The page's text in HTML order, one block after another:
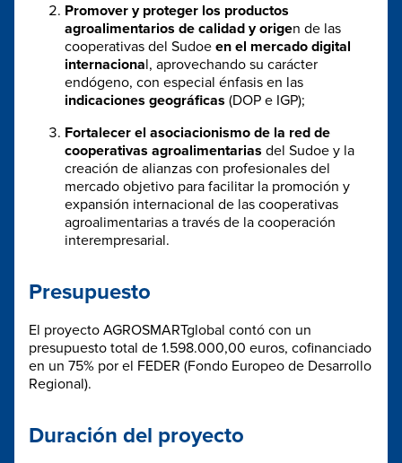
Promover y proteger los productos
agroalimentarios de calidad y origen de las
cooperativas del Sudoe en el mercado digital
internacional, aprovechando su carácter
endógeno, con especial énfasis en las
indicaciones geográficas (DOP e IGP);
Fortalecer el asociacionismo de la red de
cooperativas agroalimentarias del Sudoe y la
creación de alianzas con profesionales del
mercado objetivo para facilitar la promoción y
expansión internacional de las cooperativas
agroalimentarias a través de la cooperación
interempresarial.
Presupuesto
El proyecto AGROSMARTglobal contó con un
presupuesto total de 1.598.000,00 euros, cofinanciado
en un 75% por el FEDER (Fondo Europeo de Desarrollo
Regional).
Duración del proyecto